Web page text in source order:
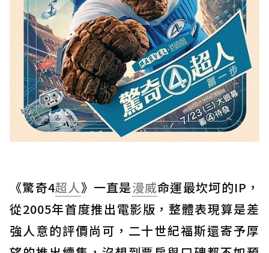
《驚奇4超人》一直是漫威命運最坎坷的IP，
從2005年首度推出電影版，整體表現算是差
強人意的評價尚可，二十世紀福斯還寄予厚